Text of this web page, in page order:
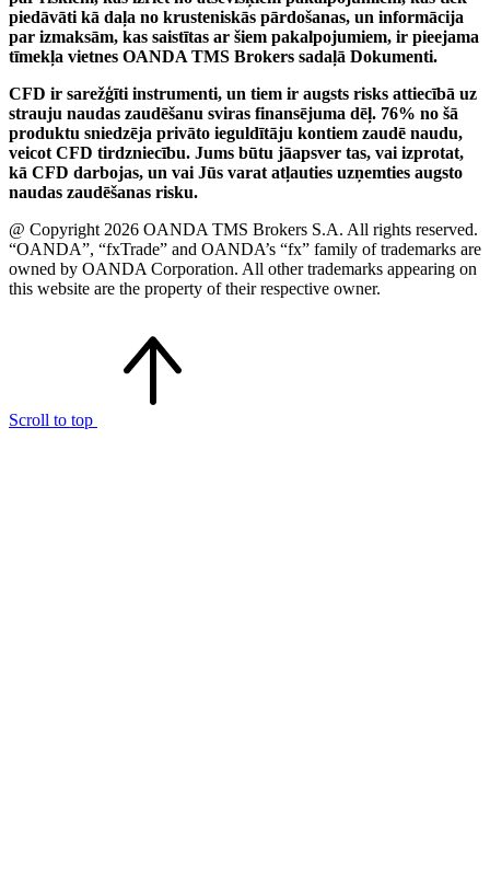
piedāvāti kā daļa no krusteniskās pārdošanas, un informācija
par izmaksām, kas saistītas ar šiem pakalpojumiem, ir pieejama
tīmekļa vietnes OANDA TMS Brokers sadaļā Dokumenti.
CFD ir sarežģīti instrumenti, un tiem ir augsts risks attiecībā uz
strauju naudas zaudēšanu sviras finansējuma dēļ. 76% no šā
produktu sniedzēja privāto ieguldītāju kontiem zaudē naudu,
veicot CFD tirdzniecību. Jums būtu jāapsver tas, vai izprotat,
kā CFD darbojas, un vai Jūs varat atļauties uzņemties augsto
naudas zaudēšanas risku.
@ Copyright 2026 OANDA TMS Brokers S.A. All rights reserved.
“OANDA”, “fxTrade” and OANDA’s “fx” family of trademarks are
owned by OANDA Corporation. All other trademarks appearing on
this website are the property of their respective owner.
Scroll to top